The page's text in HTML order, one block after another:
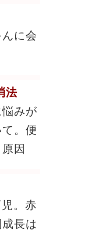
に会
法
みが
。便
因
。赤
長は